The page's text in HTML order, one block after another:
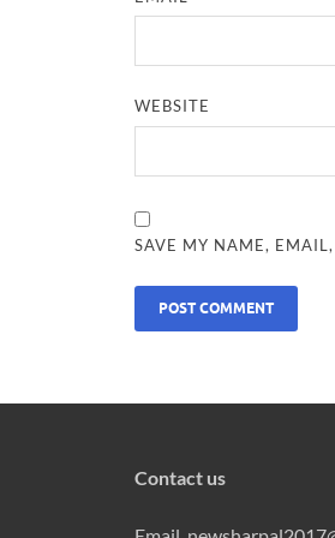
WEBSITE
SAVE MY NAME,
Contact us